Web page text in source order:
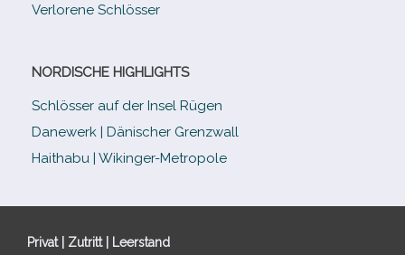
Verlorene Schlösser
NORDISCHE HIGHLIGHTS
Schlösser auf der Insel Rügen
Danewerk | Dänischer Grenzwall
Haithabu | Wikinger-Metropole
Privat | Zutritt | Leerstand